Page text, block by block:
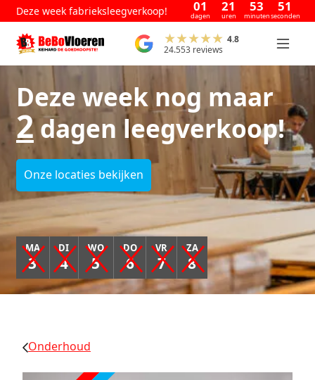
Deze week fabrieksleegverkoop! 01
dagen
21
uren
53
minuten
50
seconden
4.8
24.553 reviews
Deze week nog maar
2dagen leegverkoop!
Onze locaties bekijken
MA
3
DI
4
WO
5
DO
6
VR
7
ZA
8
Onderhoud